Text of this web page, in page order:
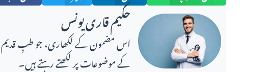
حکیم قاری یونس
کے موضوعات پر لکھتے رہتے ہیں۔